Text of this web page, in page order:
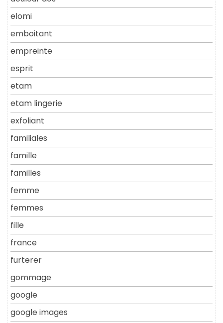
elomi
emboitant
empreinte
esprit
etam
etam lingerie
exfoliant
familiales
famille
familles
femme
femmes
fille
france
furterer
gommage
google
google images